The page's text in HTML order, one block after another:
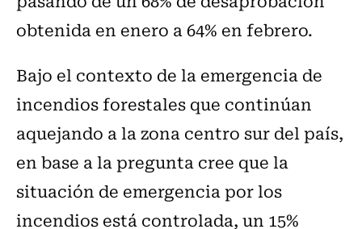
obtenida en enero a 64% en febrero.
Bajo el contexto de la emergencia de
incendios forestales que continúan
aquejando a la zona centro sur del país,
en base a la pregunta cree que la
situación de emergencia por los
incendios está controlada, un 15%